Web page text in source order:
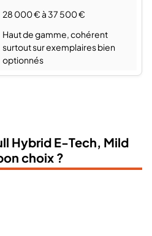
28 000 € à 37 500 €
Haut de gamme, cohérent
surtout sur exemplaires bien
optionnés
Hybrid E-Tech, Mild
choix ?